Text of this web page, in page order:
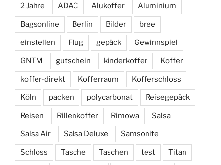
2 Jahre ADAC Alukoffer Aluminium
Bagsonline Berlin Bilder bree
einstellen Flug gepäck Gewinnspiel
GNTM gutschein kinderkoffer Koffer
koffer-direkt Kofferraum Kofferschloss
Köln packen polycarbonat Reisegepäck
Reisen Rillenkoffer Rimowa Salsa
Salsa Air Salsa Deluxe Samsonite
Schloss Tasche Taschen test Titan